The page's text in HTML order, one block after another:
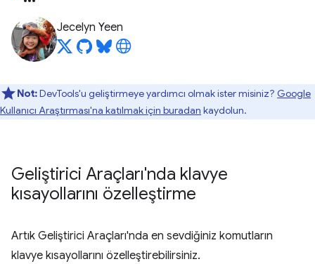
Jecelyn Yeen
Not:DevTools'u geliştirmeye yardımcı olmak ister misiniz? Google
Kullanıcı Araştırması'na katılmak için buradan kaydolun.
Geliştirici Araçları'nda klavye
kısayollarını özelleştirme
Artık Geliştirici Araçları'nda en sevdiğiniz komutların
klavye kısayollarını özelleştirebilirsiniz.